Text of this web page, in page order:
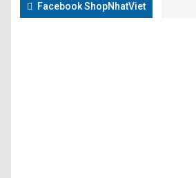
Facebook ShopNhatViet